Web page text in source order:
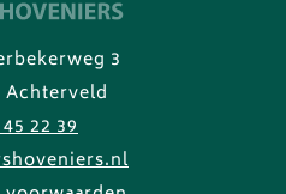
3
Achterveld
22 39